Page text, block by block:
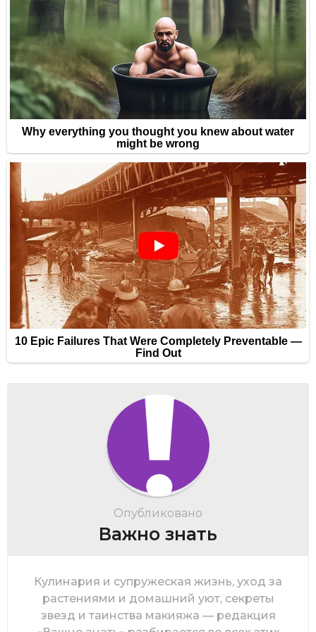
Опубликовано
Важно знать
Кулинария и супружеская жизнь, уход за
растениями и домашний уют, секреты
звезд и таинства макияжа — редакция